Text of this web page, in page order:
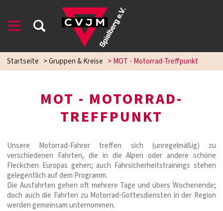
Startseite >Gruppen & Kreise >MOT - Motorrad-Treffpunkt
MOT - MOTORRAD-
TREFFPUNKT
Unsere Motorrad-Fahrer treffen sich (unregelmäßig) zu
verschiedenen Fahrten, die in die Alpen oder andere schöne
Fleckchen Europas gehen; auch Fahrsicherheitstrainings stehen
gelegentlich auf dem Programm.
Die Ausfahrten gehen oft mehrere Tage und übers Wochenende;
doch auch die Fahrten zu Motorrad-Gottesdiensten in der Region
werden gemeinsam unternommen.